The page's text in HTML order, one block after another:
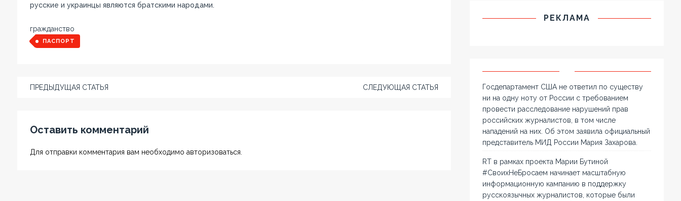
русские и украинцы являются братскими народами.
гражданство
ПАСПОРТ
ПРЕДЫДУЩАЯ СТАТЬЯ СЛЕДУЮЩАЯ СТАТЬЯ
Оставить комментарий
Для отправки комментария вам необходимо авторизоваться.
РЕКЛАМА
Госдепартамент США не ответил по существу
ни на одну ноту от России с требованием
провести расследование нарушений прав
российских журналистов, в том числе
нападений на них. Об этом заявила официальный
представитель МИД России Мария Захарова.
RT в рамках проекта Марии Бутиной
#СвоихНеБросаем начинает масштабную
информационную кампанию в поддержку
русскоязычных журналистов, которые были